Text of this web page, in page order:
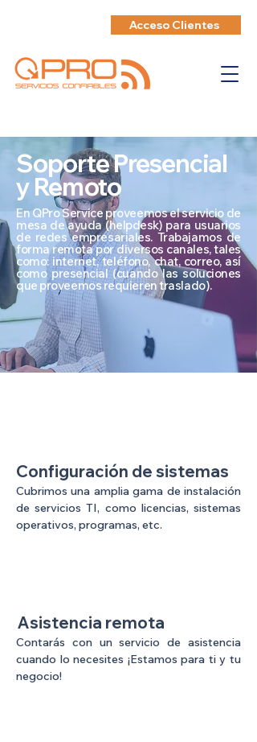
Acceso Clientes
Soporte Presencial
y Remoto
En QPro Service proveemos el servicio de
mesa de ayuda (helpdesk) para usuarios
de redes empresariales. Trabajamos de
forma remota por diversos canales, tales
como: internet, teléfono, chat, correo, así
como presencial (cuando las soluciones
que proveemos requieren traslado).
Configuración de sistemas
Cubrimos una amplia gama de instalación
de servicios TI, como licencias, sistemas
operativos, programas, etc.
Asistencia remota
Contarás con un servicio de asistencia
cuando lo necesites ¡Estamos para ti y tu
negocio!